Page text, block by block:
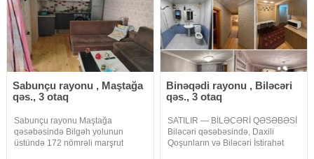
Sabunçu rayonu , Maştağa
qəs., 3 otaq
Sabunçu rayonu Maştağa
qəsəbəsində Bilgəh yolunun
üstündə 172 nömrəli marşrut
Binəqədi rayonu , Biləcəri
qəs., 3 otaq
SATILIR — BİLƏCƏRİ QƏSƏBƏSİ
Biləcəri qəsəbəsində, Daxili
Qoşunların və Biləcəri İstirahət